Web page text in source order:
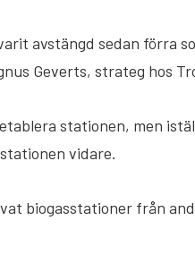
avstängd sedan förra
Geverts, strateg hos
stationen, men
vidare.
biogasstationer från